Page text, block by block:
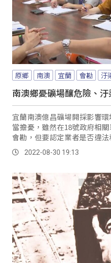
原鄉 南澳 宜蘭 會勘 汙
南澳鄉憂礦場釀危險、
宜蘭南澳億昌礦場開採影響
當擔憂，雖然在18號政府相
會勘，但要認定業者是否違法
討論，因此立委孔文吉在30
署、警政署等行政單位，舉行
2022-08-30 19:13